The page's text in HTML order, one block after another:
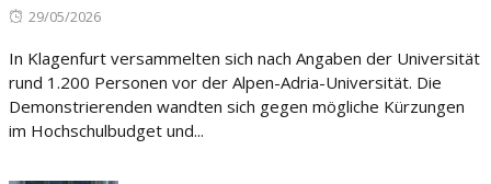
Posted
29/05/2026
In Klagenfurt versammelten sich nach Angaben der Universität
rund 1.200 Personen vor der Alpen-Adria-Universität. Die
Demonstrierenden wandten sich gegen mögliche Kürzungen
im Hochschulbudget und...